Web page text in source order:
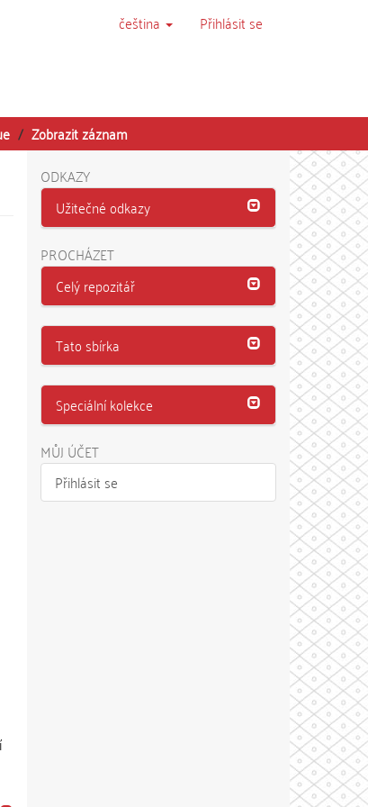
čeština Přihlásit se
Zobrazit záznam
ODKAZY
Užitečné odkazy
PROCHÁZET
Celý repozitář
Tato sbírka
Speciální kolekce
MŮJ ÚČET
Přihlásit se